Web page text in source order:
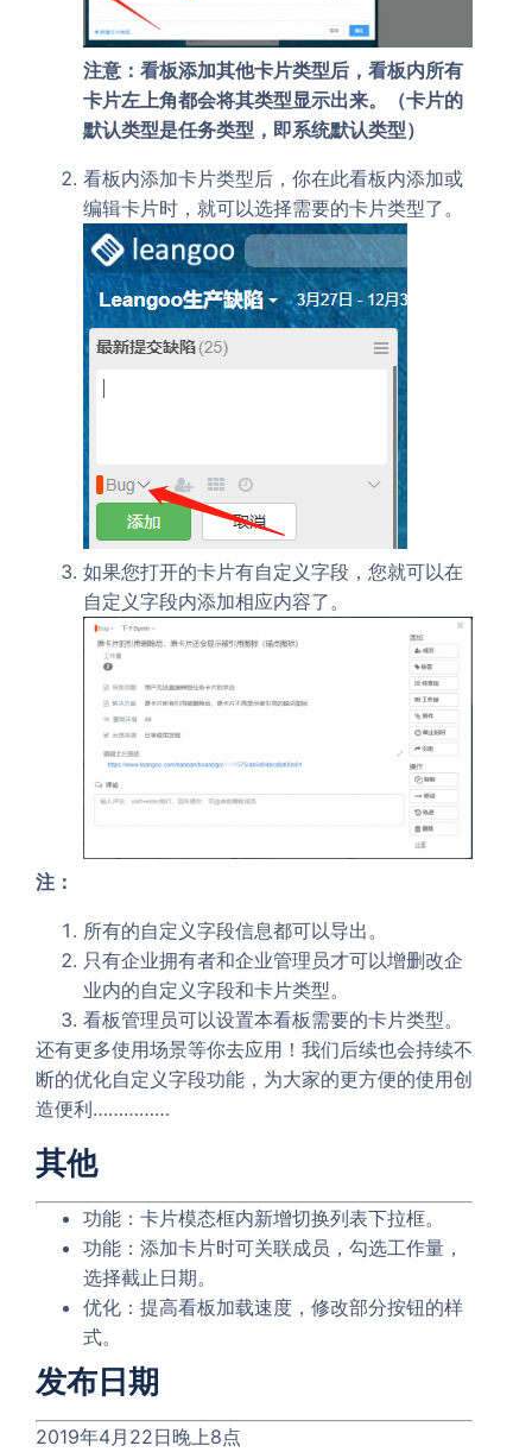
注意：看板添加其他卡片类型后，看板内所有
卡片左上角都会将其类型显示出来。（卡片的
默认类型是任务类型，即系统默认类型）
看板内添加卡片类型后，你在此看板内添加或
编辑卡片时，就可以选择需要的卡片类型了。
如果您打开的卡片有自定义字段，您就可以在
自定义字段内添加相应内容了。
注：
所有的自定义字段信息都可以导出。
只有企业拥有者和企业管理员才可以增删改企
业内的自定义字段和卡片类型。
看板管理员可以设置本看板需要的卡片类型。
还有更多使用场景等你去应用！我们后续也会持续不
断的优化自定义字段功能，为大家的更方便的使用创
造便利……………
其他
功能：卡片模态框内新增切换列表下拉框。
功能：添加卡片时可关联成员，勾选工作量，
选择截止日期。
优化：提高看板加载速度，修改部分按钮的样
式。
发布日期
2019年4月22日晚上8点